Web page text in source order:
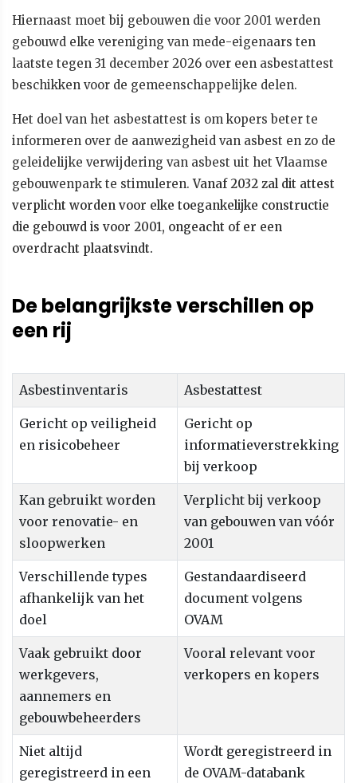
Hiernaast moet bij gebouwen die voor 2001 werden
gebouwd elke vereniging van mede-eigenaars ten
laatste tegen 31 december 2026 over een asbestattest
beschikken voor de gemeenschappelijke delen.
Het doel van het asbestattest is om kopers beter te
informeren over de aanwezigheid van asbest en zo de
geleidelijke verwijdering van asbest uit het Vlaamse
gebouwenpark te stimuleren. Vanaf 2032 zal dit attest
verplicht worden voor elke toegankelijke constructie
die gebouwd is voor 2001, ongeacht of er een
overdracht plaatsvindt.
De belangrijkste verschillen op
een rij
Asbestinventaris Asbestattest
Gericht op veiligheid
en risicobeheer
Gericht op
informatieverstrekking
bij verkoop
Kan gebruikt worden
voor renovatie- en
sloopwerken
Verplicht bij verkoop
van gebouwen van vóór
2001
Verschillende types
afhankelijk van het
doel
Gestandaardiseerd
document volgens
OVAM
Vaak gebruikt door
werkgevers,
aannemers en
gebouwbeheerders
Vooral relevant voor
verkopers en kopers
Niet altijd
geregistreerd in een
Wordt geregistreerd in
de OVAM-databank